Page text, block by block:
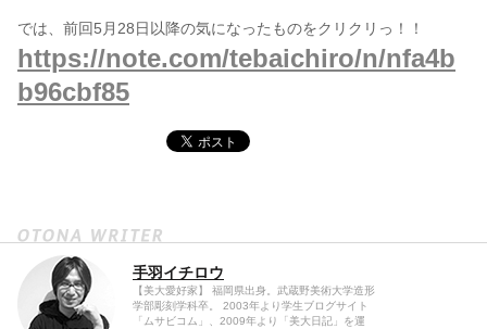
では、前回5月28日以降の気になったものをクリクリっ！！
https://note.com/tebaichiro/n/nfa4b
b96cbf85
手羽イチロウ
【美大愛好家】 福岡県出身。武蔵野美術大学造形
学部彫刻学科卒。 2003年より学生ブログサイト
「ムサビコム」、2009年より「美大日記」を運